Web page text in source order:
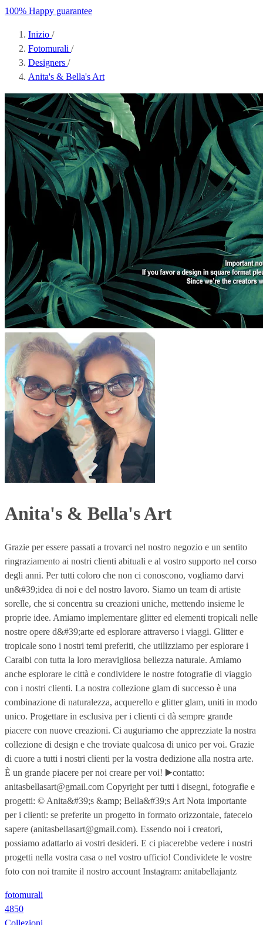
100% Happy guarantee
Inizio /
Fotomurali /
Designers /
Anita's & Bella's Art
Anita's & Bella's Art
Grazie per essere passati a trovarci nel nostro negozio e un sentito
ringraziamento ai nostri clienti abituali e al vostro supporto nel corso
degli anni. Per tutti coloro che non ci conoscono, vogliamo darvi
un&#39;idea di noi e del nostro lavoro. Siamo un team di artiste
sorelle, che si concentra su creazioni uniche, mettendo insieme le
proprie idee. Amiamo implementare glitter ed elementi tropicali nelle
nostre opere d&#39;arte ed esplorare attraverso i viaggi. Glitter e
tropicale sono i nostri temi preferiti, che utilizziamo per esplorare i
Caraibi con tutta la loro meravigliosa bellezza naturale. Amiamo
anche esplorare le città e condividere le nostre fotografie di viaggio
con i nostri clienti. La nostra collezione glam di successo è una
combinazione di naturalezza, acquerello e glitter glam, uniti in modo
unico. Progettare in esclusiva per i clienti ci dà sempre grande
piacere con nuove creazioni. Ci auguriamo che apprezziate la nostra
collezione di design e che troviate qualcosa di unico per voi. Grazie
di cuore a tutti i nostri clienti per la vostra dedizione alla nostra arte.
È un grande piacere per noi creare per voi! ▶️contatto:
anitasbellasart@gmail.com Copyright per tutti i disegni, fotografie e
progetti: © Anita&#39;s &amp; Bella&#39;s Art Nota importante
per i clienti: se preferite un progetto in formato orizzontale, fatecelo
sapere (anitasbellasart@gmail.com). Essendo noi i creatori,
possiamo adattarlo ai vostri desideri. E ci piacerebbe vedere i nostri
progetti nella vostra casa o nel vostro ufficio! Condividete le vostre
foto con noi tramite il nostro account Instagram: anitabellajantz
fotomurali
4850
Collezioni